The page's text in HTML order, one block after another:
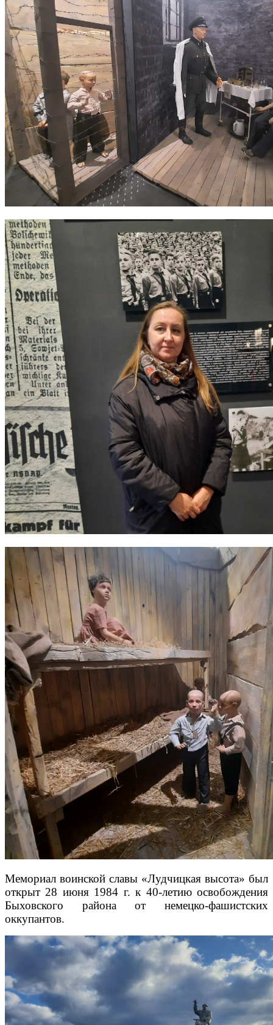
Мемориал воинской славы «Лудчицкая высота» был
открыт 28 июня 1984 г. к 40-летию освобождения
Быховского района от немецко-фашистских
оккупантов.